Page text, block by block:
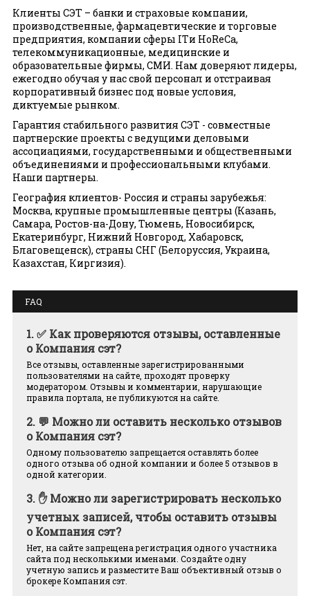
Клиенты СЭТ – банки и страховые компании,
производственные, фармацевтические и торговые
предприятия, компании сферы ITи HoReCa,
телекоммуникационные, медицинские и
образовательные фирмы, СМИ. Нам доверяют лидеры,
ежегодно обучая у нас свой персонал и отстраивая
корпоративный бизнес под новые условия,
диктуемые рынком.
Гарантия стабильного развития СЭТ - совместные
партнерские проекты с ведущими деловыми
ассоциациями, государственными и общественными
объединениями и профессиональными клубами.
Наши партнеры.
География клиентов- Россия и страны зарубежья:
Москва, крупные промышленные центры (Казань,
Самара, Ростов-на-Дону, Тюмень, Новосибирск,
Екатеринбург, Нижний Новгород, Хабаровск,
Благовещенск), страны СНГ (Белоруссия, Украина,
Казахстан, Киргизия).
FAQ
1.✅ Как проверяются отзывы, оставленные
о Компания сэт?
Все отзывы, оставленные зарегистрированными
пользователями на сайте, проходят проверку
модератором. Отзывы и комментарии, нарушающие
правила портала, не публикуются на сайте.
2. 💬 Можно ли оставить несколько отзывов
о Компания сэт?
Одному пользователю запрещается оставлять более
одного отзыва об одной компании и более 5 отзывов в
одной категории.
3. ✋ Можно ли зарегистрировать несколько
учетных записей, чтобы оставить отзывы
о Компания сэт?
Нет, на сайте запрещена регистрация одного участника
сайта под несколькими именами. Создайте одну
учетную запись и разместите Ваш объективный отзыв о
брокере Компания сэт.